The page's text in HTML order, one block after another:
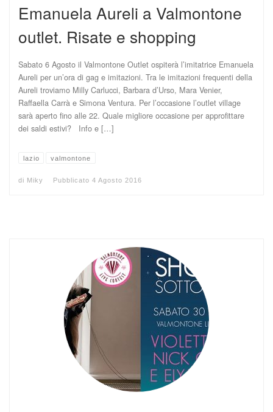
Emanuela Aureli a Valmontone
outlet. Risate e shopping
Sabato 6 Agosto il Valmontone Outlet ospiterà l’imitatrice Emanuela
Aureli per un’ora di gag e imitazioni. Tra le imitazioni frequenti della
Aureli troviamo Milly Carlucci, Barbara d’Urso, Mara Venier,
Raffaella Carrà e Simona Ventura. Per l’occasione l’outlet village
sarà aperto fino alle 22. Quale migliore occasione per approfittare
dei saldi estivi? Info e […]
lazio valmontone
di Miky Pubblicato 4 Agosto 2016